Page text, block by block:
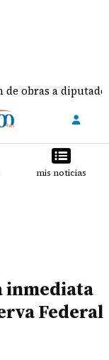
a diputados
mis noticias
inmediata
Federal